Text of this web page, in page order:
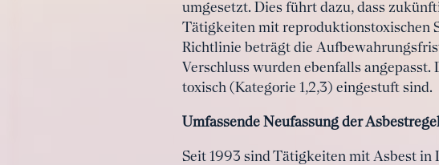
umgesetzt. Dies führt dazu, dass
Tätigkeiten mit reproduktionstoxischen
Richtlinie beträgt die
Verschluss wurden ebenfalls
toxisch (Kategorie 1,2,3) eingestuft sind.
Umfassende Neufassung der
Seit 1993 sind Tätigkeiten mit Asbest